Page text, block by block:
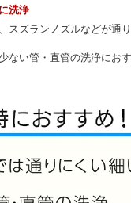
洗浄
スズランノズルなどが通
ない管・直管の洗浄にお